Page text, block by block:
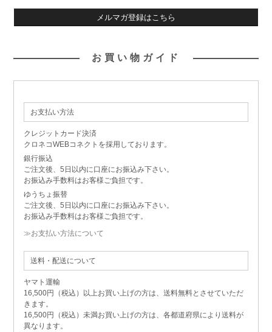
メルマガ登録はこちら
お買い物ガイド
お支払い方法
クレジットカード決済
クロネコWEBコネクトを採用しております。
銀行振込
ご注文後、5日以内に口座にお振込み下さい。
お振込み手数料はお客様ご負担です。
ゆうちょ振替
ご注文後、5日以内に口座にお振込み下さい。
お振込み手数料はお客様ご負担です。
≫お支払い方法について
送料・配送について
ヤマト運輸
16,500円（税込）以上お買い上げの方は、送料無料とさせていただ
きます。
16,500円（税込）未満お買い上げの方は、各都道府県により送料が
異なります。